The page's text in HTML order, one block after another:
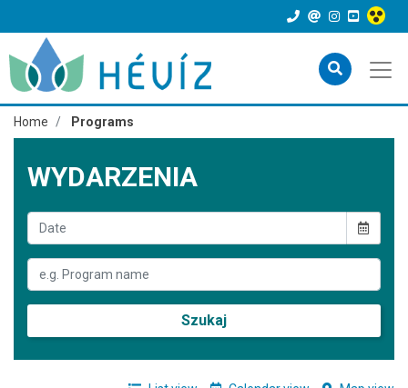
Home Programs
WYDARZENIA
Szukaj